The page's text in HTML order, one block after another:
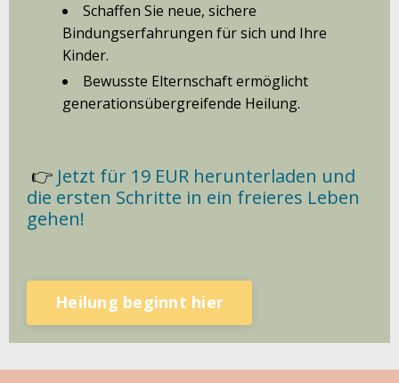
Schaffen Sie neue, sichere
Bindungserfahrungen für sich und Ihre
Kinder.
Bewusste Elternschaft ermöglicht
generationsübergreifende Heilung.
👉 Jetzt für 19 EUR herunterladen und
die ersten Schritte in ein freieres Leben
gehen!
Heilung beginnt hier